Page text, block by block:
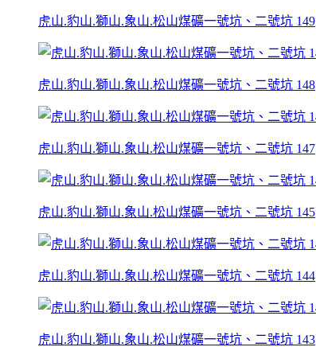
虎山.豹山.獅山.象山.松山煤礦一號坑、二號坑 149
虎山.豹山.獅山.象山.松山煤礦一號坑、二號坑 148
虎山.豹山.獅山.象山.松山煤礦一號坑、二號坑 147
虎山.豹山.獅山.象山.松山煤礦一號坑、二號坑 145
虎山.豹山.獅山.象山.松山煤礦一號坑、二號坑 144
虎山.豹山.獅山.象山.松山煤礦一號坑、二號坑 143